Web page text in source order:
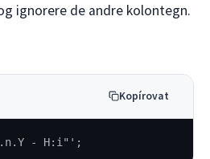
ignorere de andre kolontegn.
Kopírovat
- H:i"';